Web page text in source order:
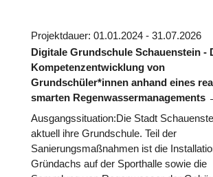
Projektdauer: 01.01.2024 - 31.07.2026
Digitale Grundschule Schauenstein -
Kompetenzentwicklung von
Grundschüler*innen anhand eines
smarten Regenwassermanagements
Ausgangssituation:Die Stadt
aktuell ihre Grundschule. Teil der
Sanierungsmaßnahmen ist die
Gründachs auf der Sporthalle sowie die